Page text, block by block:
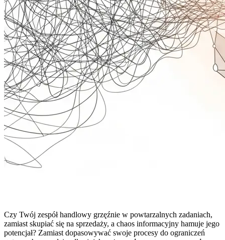
Czy Twój zespół handlowy grzęźnie w powtarzalnych zadaniach,
zamiast skupiać się na sprzedaży, a chaos informacyjny hamuje jego
potencjał? Zamiast dopasowywać swoje procesy do ograniczeń